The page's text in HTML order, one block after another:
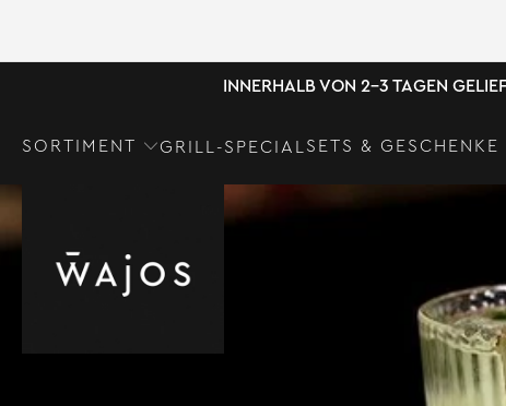
INNERHALB VON 2-3 TAGEN
SORTIMENT GRILL-SPECIAL SETS & GESCHENKE